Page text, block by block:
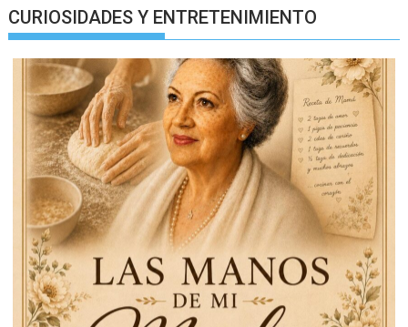
CURIOSIDADES Y ENTRETENIMIENTO